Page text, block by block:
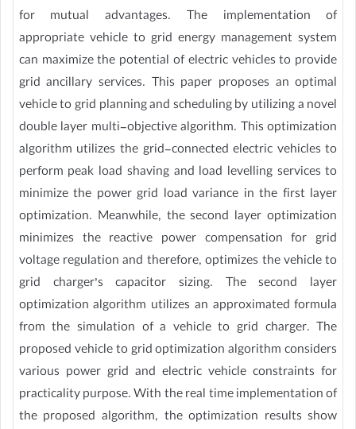
for mutual advantages. The implementation of
appropriate vehicle to grid energy management system
can maximize the potential of electric vehicles to provide
grid ancillary services. This paper proposes an optimal
vehicle to grid planning and scheduling by utilizing a novel
double layer multi-objective algorithm. This optimization
algorithm utilizes the grid-connected electric vehicles to
perform peak load shaving and load levelling services to
minimize the power grid load variance in the first layer
optimization. Meanwhile, the second layer optimization
minimizes the reactive power compensation for grid
voltage regulation and therefore, optimizes the vehicle to
grid charger’s capacitor sizing. The second layer
optimization algorithm utilizes an approximated formula
from the simulation of a vehicle to grid charger. The
proposed vehicle to grid optimization algorithm considers
various power grid and electric vehicle constraints for
practicality purpose. With the real time implementation of
the proposed algorithm, the optimization results show